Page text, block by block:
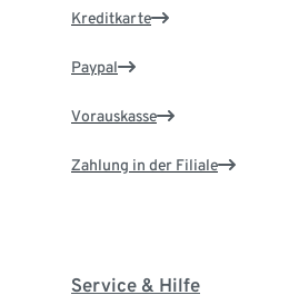
Kreditkarte
Paypal
Vorauskasse
Zahlung in der Filiale
Service & Hilfe